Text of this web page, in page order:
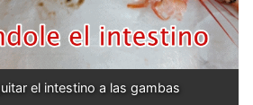
el intestino a las gambas